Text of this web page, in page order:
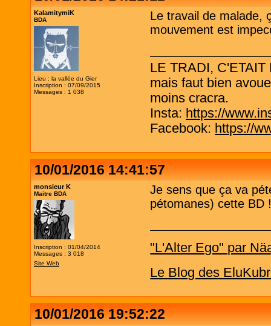
KalamitymiK
BDA
Lieu : la vallée du Gier
Inscription : 07/09/2015
Messages : 1 038
Le travail de malade,
mouvement est
LE TRADI,
mais faut bien
moins cracra.
Insta: https://
Facebook: https://
10/01/2016 14:41:57
monsieur K
Maitre BDA
Inscription : 01/04/2014
Messages : 3 018
Site Web
Je sens que ça va
pétomanes) cette BD
"L'Alter Ego" par
Le Blog des
10/01/2016 19:52:22